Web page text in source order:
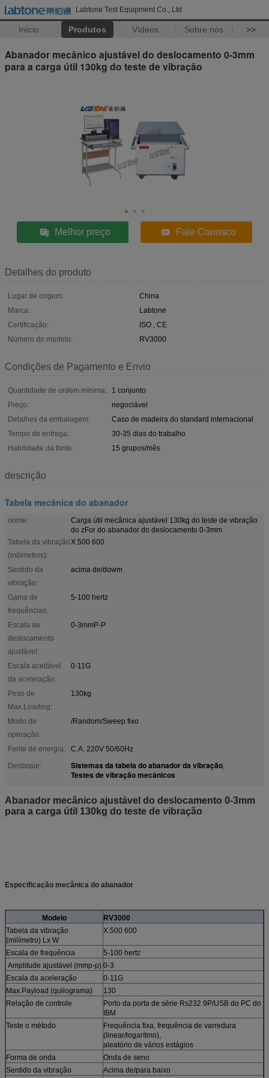
Labtone Test Equipment Co., Ltd
Início Produtos Vídeos Sobre nós >>
Abanador mecânico ajustável do deslocamento 0-3mm
para a carga útil 130kg do teste de vibração
Melhor preço Fale Conosco
Detalhes do produto
Lugar de origem:
China
Marca:
Labtone
Certificação:
ISO , CE
Número do modelo:
RV3000
Condições de Pagamento e Envio
Quantidade de ordem mínima:
1 conjunto
Preço:
negociável
Detalhes da embalagem:
Caso de madeira do standard internacional
Tempo de entrega:
30-35 dias do trabalho
Habilidade da fonte:
15 grupos/mês
descrição
Tabela mecânica do abanador
nome:
Carga útil mecânica ajustável 130kg do teste de vibração
do zFor do abanador do deslocamento 0-3mm
Tabela da vibração
(milímetros):
X.500 600
Sentido da
vibração:
acima de/dowm
Gama de
frequências:
5-100 hertz
Escala de
deslocamento
ajustável:
0-3mmP-P
Escala aceitável
da aceleração:
0-11G
Peso de
Max.Loading:
130kg
Modo de
operação:
/Random/Sweep fixo
Fonte de energia:
C.A. 220V 50/60Hz
Destaque:
Sistemas da tabela do abanador da vibração,
Testes de vibração mecânicos
Abanador mecânico ajustável do deslocamento 0-3mm
para a carga útil 130kg do teste de vibração
Especificação mecânica do abanador
Modelo
RV3000
Tabela da vibração
(milímetro) Lx W
X.500 600
Escala de frequência
5-100 hertz
Amplitude ajustável (mmp-p) 0-3
Escala da aceleração
0-11G
Max.Payload (quilograma)
130
Relação de controle
Porto da porta de série Rs232 9P/USB do PC do
IBM
Teste o método
Frequência fixa, frequência de varredura
(linear/logarítmo),
aleatório de vários estágios
Forma de onda
Onda de seno
Sentido da vibração
Acima de/para baixo